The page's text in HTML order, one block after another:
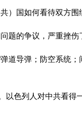
）国如何看待双方围
题的争议，严重挫伤
道导弹；防空系统
色列人对中共看得